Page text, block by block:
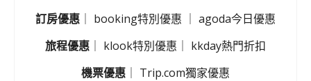
訂房優惠 booking特別優惠
agoda今日優惠
旅程優惠
klook特別優惠
kkday熱門折扣
機票優惠 ｜ Trip.com獨家優惠